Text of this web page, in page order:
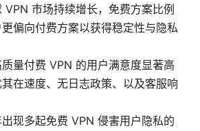
VPN 市场持续增长，免费方案比例
偏向付费方案以获得稳定性与隐私
量付费 VPN 的用户满意度显著高
在速度、无日志政策、以及客服响
现多起免费 VPN 侵害用户隐私的